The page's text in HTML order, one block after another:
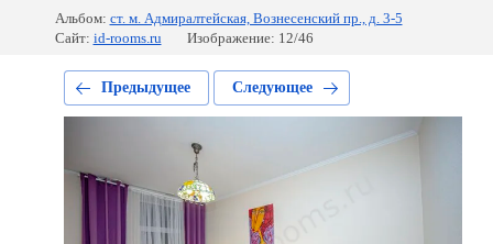
Альбом: ст. м. Адмиралтейская, Вознесенский пр., д. 3-5
Сайт: id-rooms.ru Изображение: 12/46
Предыдущее Следующее